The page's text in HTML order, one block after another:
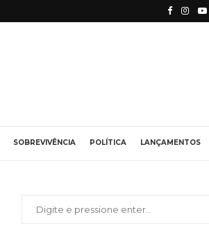
SOBREVIVÊNCIA POLÍTICA LANÇAMENTOS